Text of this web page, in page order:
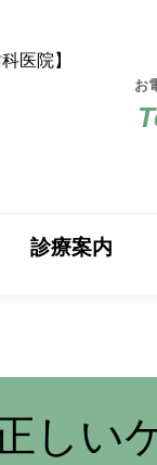
医院】
お
診療案内
しい